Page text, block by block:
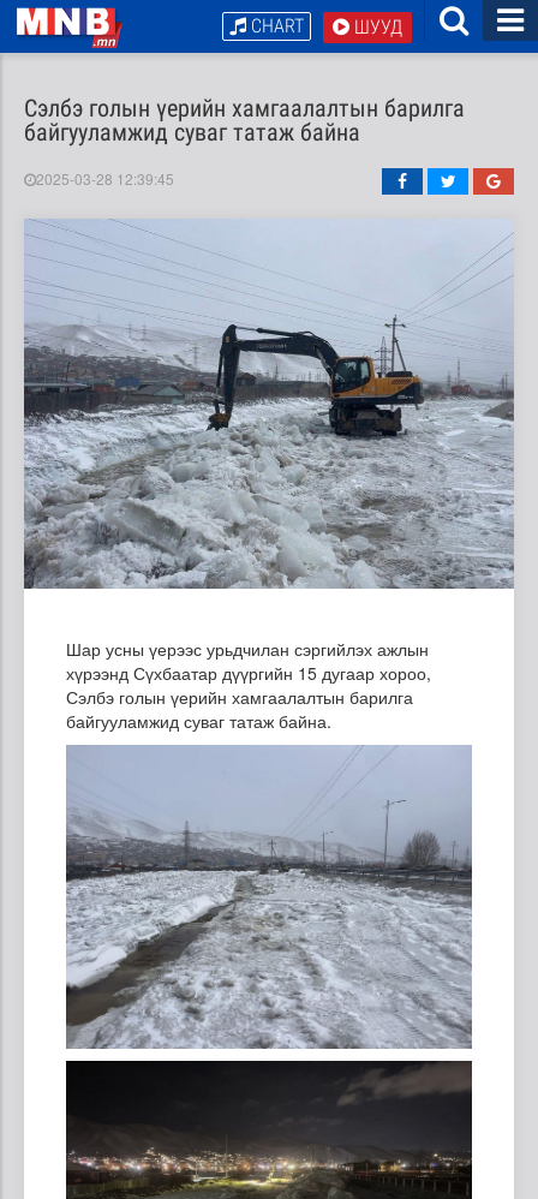
ШУУД
CHART
Cэлбэ голын үерийн хамгаалалтын барилга
байгууламжид суваг татаж байна
2025-03-28 12:39:45
Шар усны үерээс урьдчилан сэргийлэх ажлын
хүрээнд Сүхбаатар дүүргийн 15 дугаар хороо,
Сэлбэ голын үерийн хамгаалалтын барилга
байгууламжид суваг татаж байна.